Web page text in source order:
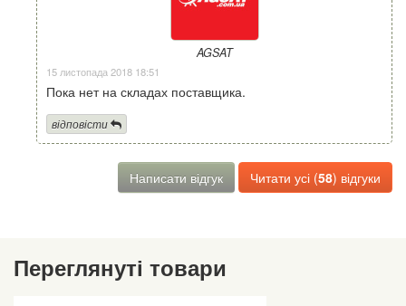
AGSAT
15 листопада 2018 18:51
Пока нет на складах поставщика.
відповісти
Написати відгук Читати усі (58) відгуки
Переглянуті товари